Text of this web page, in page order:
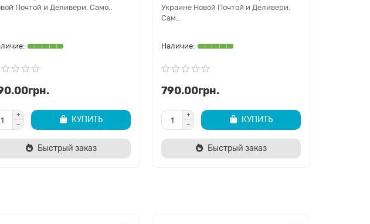
Почтой и Деливери. Само..
КУПИТЬ
Быстрый заказ
Украине Новой Почтой и Деливери.
Сам..
790.00грн.
КУПИТЬ
Быстрый заказ